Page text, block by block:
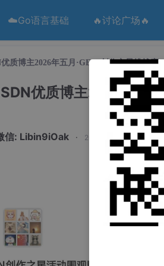
☁️Go语言基础 🔥讨论广场🔥
优质博主2026年五月·GEO·创作之星挑战赛
优质博主2026年五
信: Libin9iOak · 2026-05-12 20:52:48 发